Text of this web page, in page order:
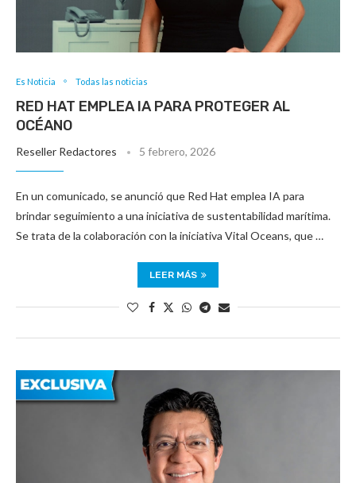
Es Noticia Todas las noticias
RED HAT EMPLEA IA PARA PROTEGER AL
OCÉANO
Reseller Redactores 5 febrero, 2026
En un comunicado, se anunció que Red Hat emplea IA para
brindar seguimiento a una iniciativa de sustentabilidad marítima.
Se trata de la colaboración con la iniciativa Vital Oceans, que …
LEER MÁS